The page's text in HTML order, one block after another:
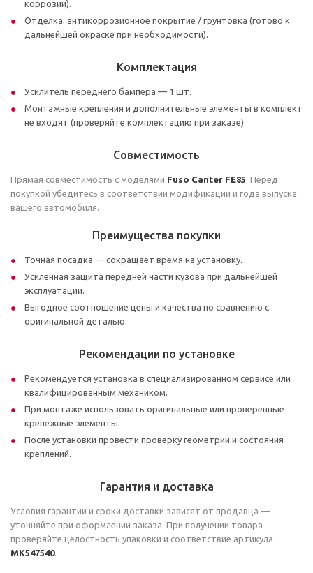
коррозии).
Отделка: антикоррозионное покрытие / грунтовка (готово к
дальнейшей окраске при необходимости).
Комплектация
Усилитель переднего бампера — 1 шт.
Монтажные крепления и дополнительные элементы в комплект
не входят (проверяйте комплектацию при заказе).
Совместимость
Прямая совместимость с моделями Fuso Canter FE85 . Перед
покупкой убедитесь в соответствии модификации и года выпуска
вашего автомобиля.
Преимущества покупки
Точная посадка — сокращает время на установку.
Усиленная защита передней части кузова при дальнейшей
эксплуатации.
Выгодное соотношение цены и качества по сравнению с
оригинальной деталью.
Рекомендации по установке
Рекомендуется установка в специализированном сервисе или
квалифицированным механиком.
При монтаже использовать оригинальные или проверенные
крепежные элементы.
После установки провести проверку геометрии и состояния
креплений.
Гарантия и доставка
Условия гарантии и сроки доставки зависят от продавца —
уточняйте при оформлении заказа. При получении товара
проверяйте целостность упаковки и соответствие артикула
MK547540.